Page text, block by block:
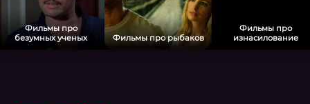
Фильмы про
безумных ученых
Фильмы про рыбаков
Фильмы про
изнасилование